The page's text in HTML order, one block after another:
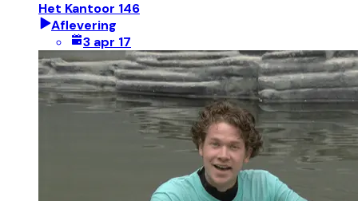
Het Kantoor 146
Aflevering
3 apr 17